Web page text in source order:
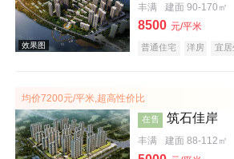
丰满 建面 90-170㎡
8500 元/平米
普通住宅 洋房 宜
均价7200元/平米,超高性价比
在售 筑石佳岸
丰满 建面 88-112㎡